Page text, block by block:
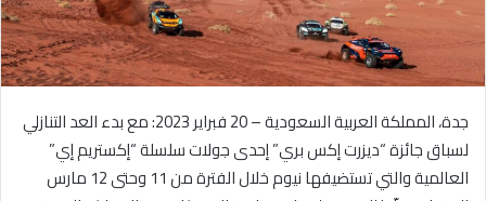
ل
ك
ت
ر
و
ن
جدة، المملكة العربية السعودية – 20 فبراير 2023: مع بدء العد التنازلي
لسباق جائزة “ديزرت إكس بري” إحدى جولات سلسلة “إكستريم إي”
العالمية والتي تستضيفها نيوم خلال الفترة من 11 وحتى 12 مارس